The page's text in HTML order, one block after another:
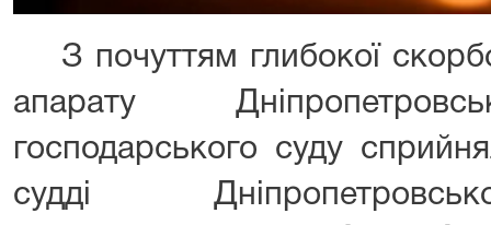
З почуттям глибокої
апарату
господарського суду
судді